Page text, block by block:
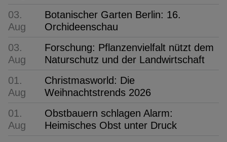
03.
Aug
Botanischer Garten Berlin: 16.
Orchideenschau
03.
Aug
Forschung: Pflanzenvielfalt nützt dem
Naturschutz und der Landwirtschaft
01.
Aug
Christmasworld: Die
Weihnachtstrends 2026
01.
Aug
Obstbauern schlagen Alarm:
Heimisches Obst unter Druck